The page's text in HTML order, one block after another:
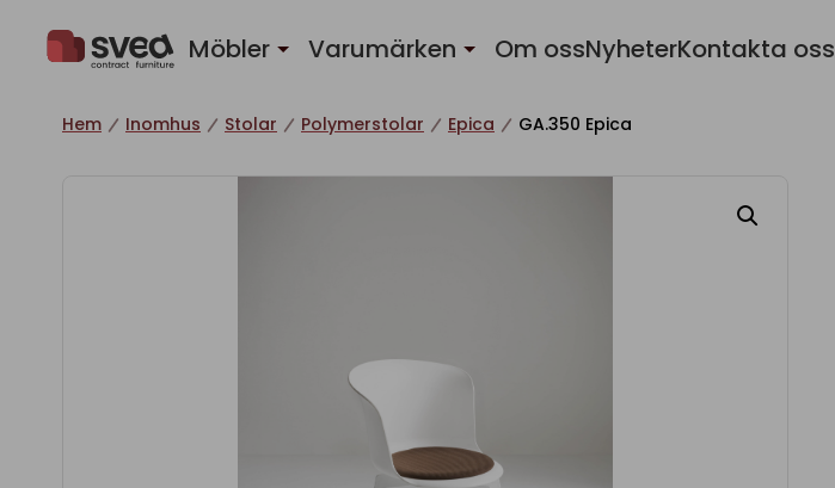
Möbler Varumärken Om ossNyheterKontakta oss
Hem Inomhus Stolar Polymerstolar Epica GA.350 Epica